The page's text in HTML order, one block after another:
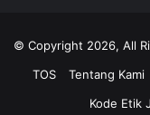
© Copyright 2026, All
TOS
Tentang Kami
Kode Etik